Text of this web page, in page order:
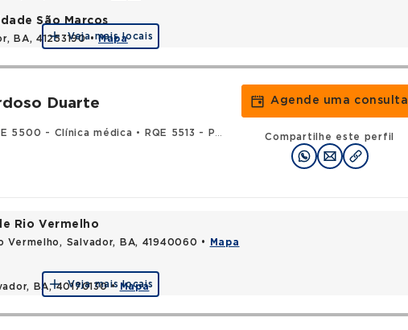
São Marcos
BA, 41253190 •Mapa
Veja mais locais
Duarte
5500 - Clínica médica •
RQE 5513 - Pneumologia
Agende uma consulta
Compartilhe este perfil
Rio Vermelho
Vermelho, Salvador, BA, 41940060 • Mapa
BA, 40170130 • Mapa
Veja mais locais